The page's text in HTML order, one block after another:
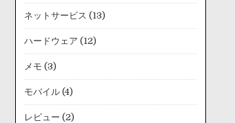
ネットサービス (13)
ハードウェア (12)
メモ (3)
モバイル(4)
レビュー (2)